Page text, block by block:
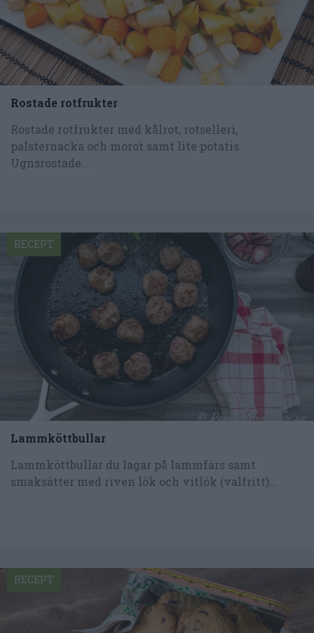
Rostade rotfrukter
Rostade rotfrukter med kålrot, rotselleri,
palsternacka och morot samt lite potatis.
Ugnsrostade...
Lammköttbullar
Lammköttbullar du lagar på lammfärs samt
smaksätter med riven lök och vitlök (valfritt)...
RECEPT
RECEPT